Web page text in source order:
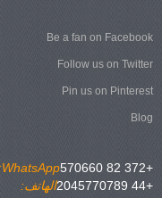
Be a fan on Facebook
Follow us on Twitter
Pin us on Pinterest
Blog
WhatsApp:
+372 82 570660
الهاتف:
+44 2045770789